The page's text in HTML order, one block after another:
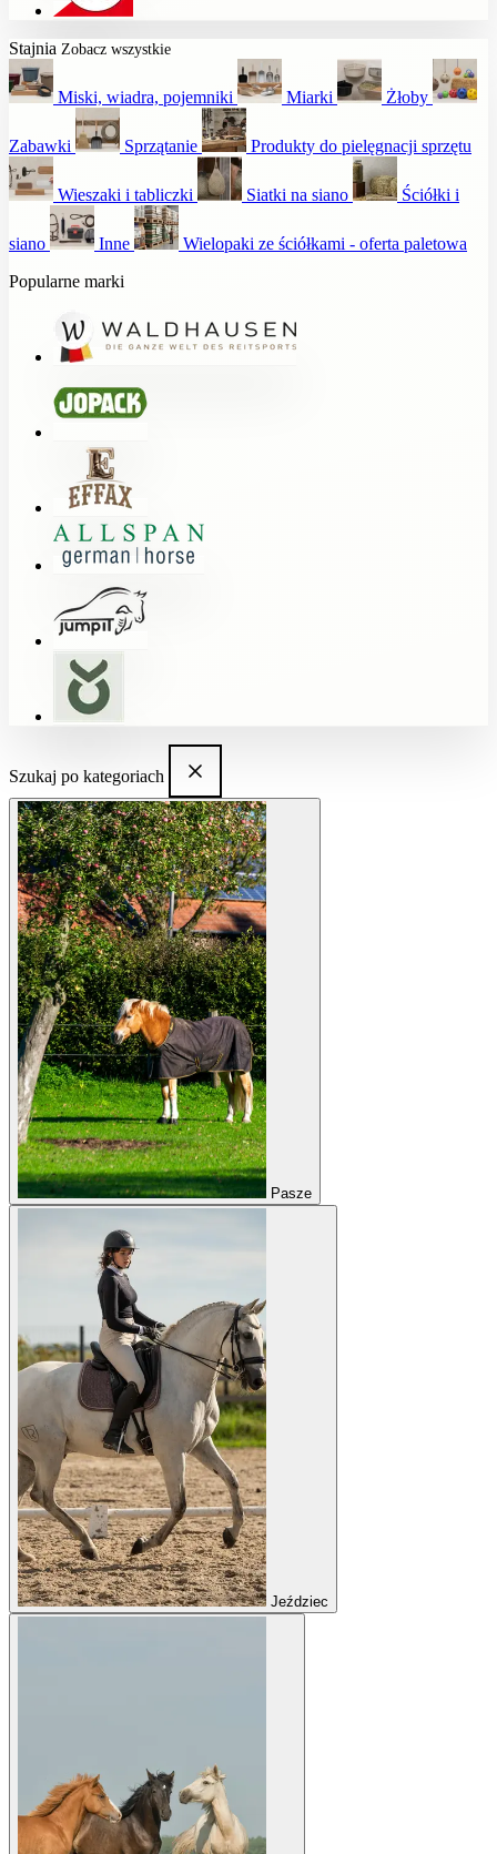
Stajnia Zobacz wszystkie
Miski, wiadra, pojemniki Miarki Żłoby
Zabawki Sprzątanie Produkty do pielęgnacji sprzętu
Wieszaki i tabliczki Siatki na siano Ściółki i
siano Inne
Wielopaki ze ściółkami - oferta paletowa
Popularne marki
Szukaj po kategoriach
Pasze
Jeździec